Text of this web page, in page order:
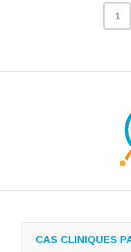
1
CAS CLINIQUES